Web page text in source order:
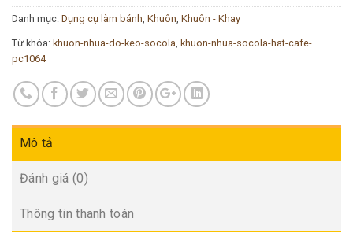
Danh mục: Dụng cụ làm bánh, Khuôn, Khuôn - Khay
Từ khóa: khuon-nhua-do-keo-socola, khuon-nhua-socola-hat-cafe-
pc1064
Mô tả
Đánh giá (0)
Thông tin thanh toán